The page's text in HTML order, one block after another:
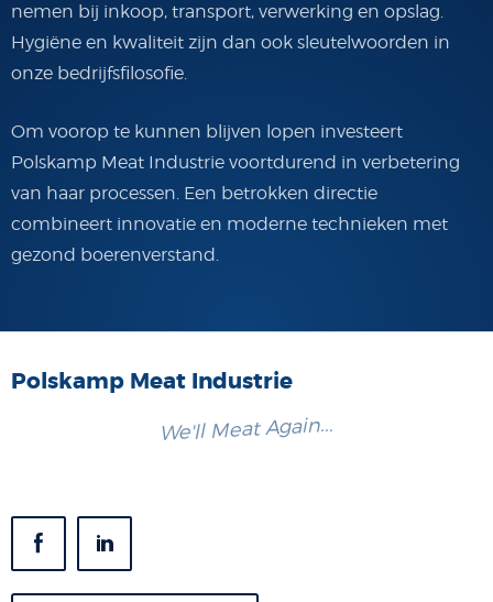
nemen bij inkoop, transport, verwerking en opslag.
Hygiëne en kwaliteit zijn dan ook sleutelwoorden in
onze bedrijfsfilosofie.
Om voorop te kunnen blijven lopen investeert
Polskamp Meat Industrie voortdurend in verbetering
van haar processen. Een betrokken directie
combineert innovatie en moderne technieken met
gezond boerenverstand.
Polskamp Meat Industrie
We'll Meat Again...